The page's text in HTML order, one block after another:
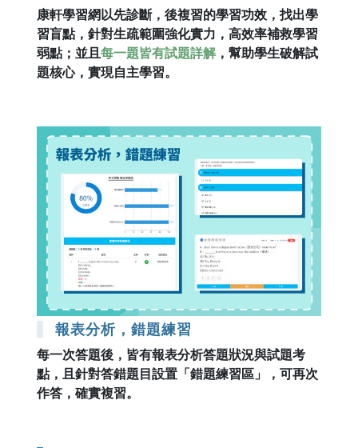
康軒學習網以先診斷，後複習的學習功效，找出學
習盲點，針對生疏範圍強化實力，高效率補救學習
弱點；並且每一題皆有試題詳解，幫助學生破解試
題核心，實現自主學習。
報表分析，錯題練習
每一次答題後，皆有報表分析答題狀況與試題考
點，且針對答錯題目設置「錯題練習區」，可再次
作答，確實複習。